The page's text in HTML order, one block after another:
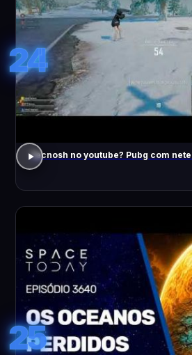
24
Tecnosh no youtube? Pubg com
25